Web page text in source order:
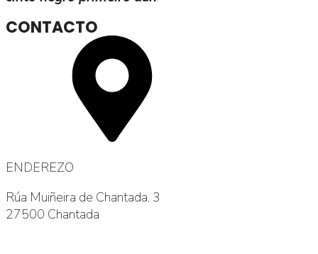
CONTACTO
ENDEREZO
Rúa Muiñeira de Chantada, 3
27500 Chantada